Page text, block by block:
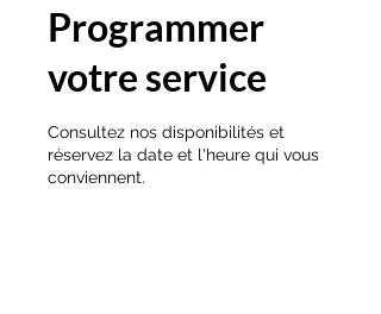
Programmer
votre service
Consultez nos disponibilités et
réservez la date et l'heure qui vous
conviennent.